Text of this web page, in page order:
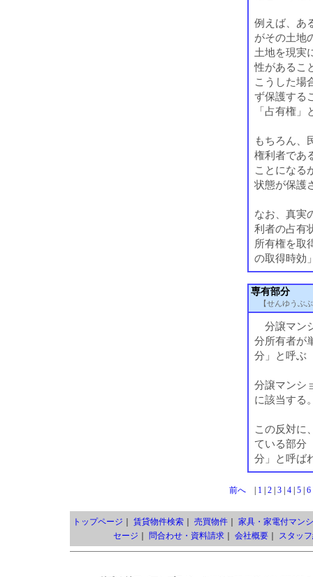
例えば、あ
がその土地
土地を現実
性があるこ
こうした場
ず保護する
「占有権
もちろん、
権利者であ
ことになる
状態が保護
なお、真実
利者の占有
所有権を取
の取得時効
専有部分
【せんゆうぶ
分譲マン
分所有者が
分」と呼ぶ
分譲マンシ
に該当する
この反対に
ている部分
分」と呼ば
前へ 1 2 3 4 5 6
トップページ 賃貸物件検索｜ 売買物件｜ 家具・家電付マン
セージ
問合わせ・資料請求｜ 会社概要｜ スタッ